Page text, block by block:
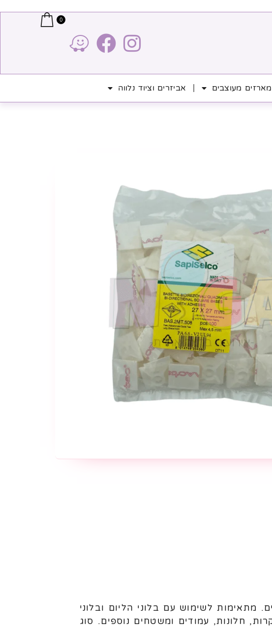
0
מעוצבים אביזרים וציוד נלווה
מתאימות לשימוש עם בלוני הליום ובלוני
חלונות, עמודים ומשטחים נוספים. סוג